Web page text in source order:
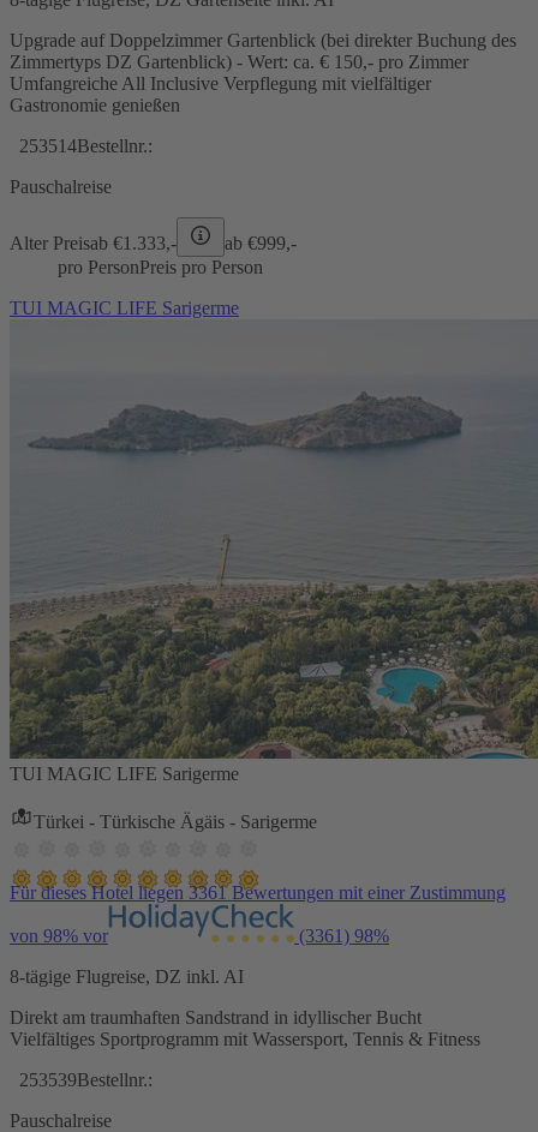
Upgrade auf Doppelzimmer Gartenblick (bei direkter Buchung des
Zimmertyps DZ Gartenblick) - Wert: ca. € 150,- pro Zimmer
Umfangreiche All Inclusive Verpflegung mit vielfältiger
Gastronomie genießen
253514Bestellnr.:
Pauschalreise
Alter Preisab €1.333,- ab €999,-
pro PersonPreis pro Person
TUI MAGIC LIFE Sarigerme
TUI MAGIC LIFE Sarigerme
Türkei - Türkische Ägäis - Sarigerme
Für dieses Hotel liegen 3361 Bewertungen mit einer Zustimmung
von 98% vor (3361) 98%
8-tägige Flugreise, DZ inkl. AI
Direkt am traumhaften Sandstrand in idyllischer Bucht
Vielfältiges Sportprogramm mit Wassersport, Tennis & Fitness
253539Bestellnr.:
Pauschalreise